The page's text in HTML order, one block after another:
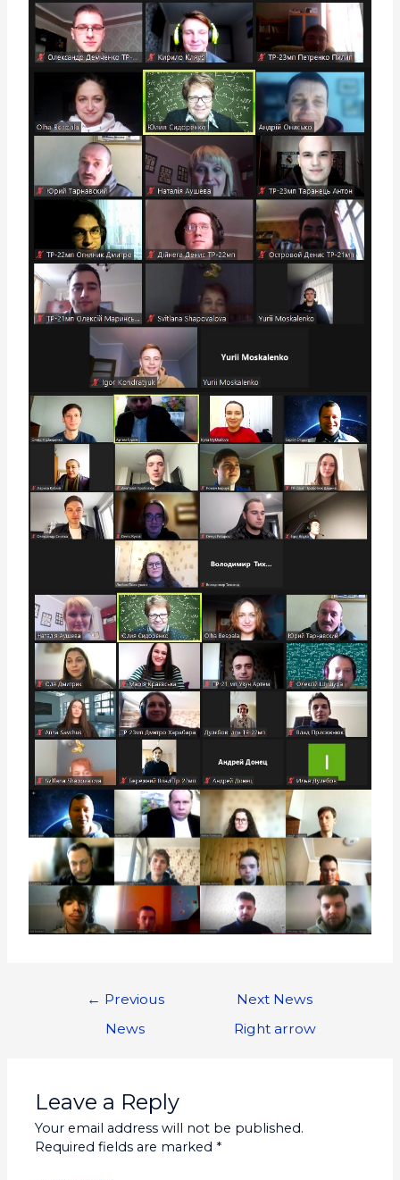
← Previous
News
Next News
Right arrow
Leave a Reply
Your email address will not be published.
Required fields are marked *